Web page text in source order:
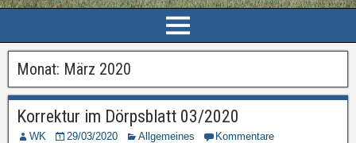
Monat: März 2020
Korrektur im Dörpsblatt 03/2020
WK 29/03/2020 Allgemeines Kommentare